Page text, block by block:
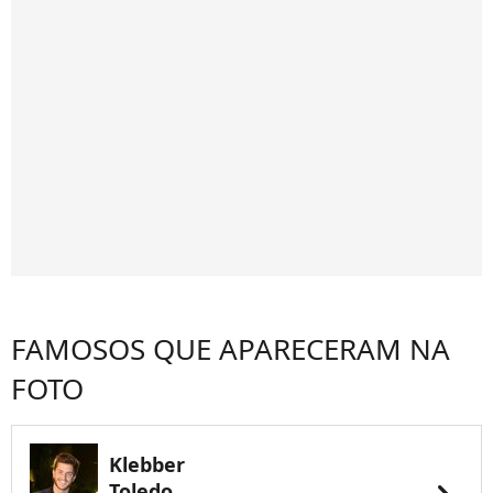
FAMOSOS QUE APARECERAM NA
FOTO
Klebber